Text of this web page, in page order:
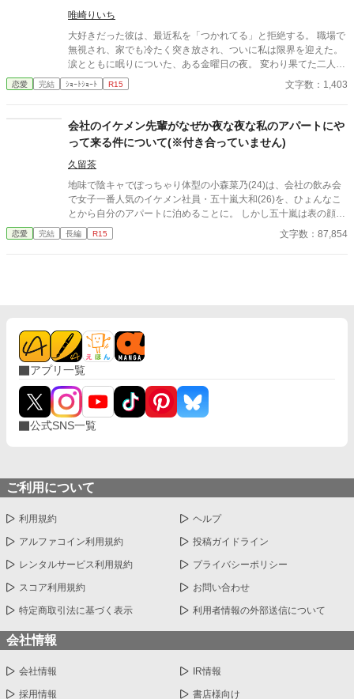
唯崎りいち
大好きだった彼は、最近私を「つかれてる」と拒絶する。 職場で
無視され、家でも冷たく突き放され、ついに私は限界を迎えた。
涙とともに眠りについた、ある金曜日の夜。 変わり果てた二人の
関係は、予想もしない結末を迎える。
恋愛 完結 ｼｮｰﾄｼｮｰﾄ R15 文字数：1,403
会社のイケメン先輩がなぜか夜な夜な私のアパートにや
って来る件について(※付き合っていません)
久留茶
地味で陰キャでぽっちゃり体型の小森菜乃(24)は、会社の飲み会
で女子一番人気のイケメン社員・五十嵐大和(26)を、ひょんなこ
とから自分のアパートに泊めることに。 しかし五十嵐は表の顔と
は別に、腹黒でひと癖もふた癖もある男だった。 「お前は俺の恋
愛対象外。ヤル気も全く起きない安全地帯」 ――酷い言葉に、菜
た。 →表紙はイラストをGrok タイトルをChatGPTでAI生成して
います。
恋愛 完結 長編 R15 文字数：87,854
アプリ一覧
公式SNS一覧
ご利用について
利用規約 ヘルプ
アルファコイン利用規約 投稿ガイドライン
レンタルサービス利用規約 プライバシーポリシー
スコア利用規約 お問い合わせ
特定商取引法に基づく表示 利用者情報の外部送信について
会社情報
会社情報 IR情報
採用情報 書店様向け